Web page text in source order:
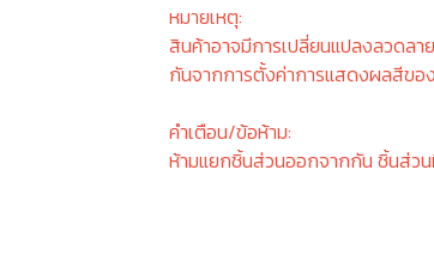
หมายเหตุ:
สินค้าอาจมีการเปลี่ยนแปลงลวดล
กันจากการตั้งค่าการแสดงผลสีขอ
คำเตือน/ข้อห้าม:
ห้ามแยกชิ้นส่วนออกจากกัน ชิ้นส่วน